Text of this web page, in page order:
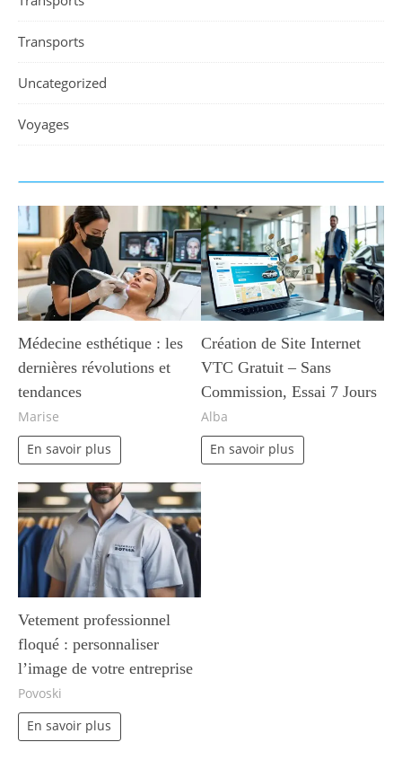
Transports
Uncategorized
Voyages
Médecine esthétique : les
dernières révolutions et
tendances
Marise
En savoir plus
Création de Site Internet
VTC Gratuit – Sans
Commission, Essai 7 Jours
Alba
En savoir plus
Vetement professionnel
floqué : personnaliser
l’image de votre entreprise
Povoski
En savoir plus